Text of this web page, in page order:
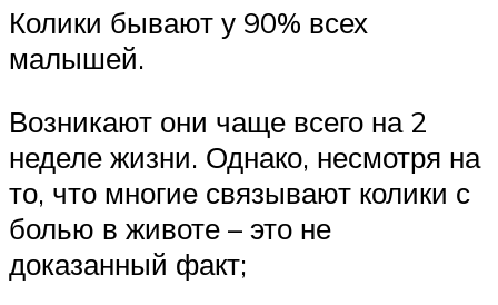
Колики бывают у 90% всех
малышей.
Возникают они чаще всего на 2
неделе жизни. Однако, несмотря на
то, что многие связывают колики с
болью в животе – это не
доказанный факт;